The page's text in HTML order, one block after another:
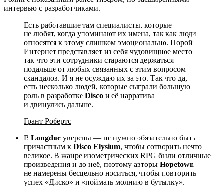
интервью с разработчиками.
Есть работавшие там специалисты, которые
не любят, когда упоминают их имена, так как люди
относятся к этому слишком эмоционально. Порой
Интернет представляет из себя чудовищное место,
так что эти сотрудники стараются держаться
подальше от любых связанных с этим вопросом
скандалов. И я не осуждаю их за это. Так что да,
есть несколько людей, которые сыграли большую
роль в разработке Disco и её нарратива
и двинулись дальше.
Грант Робертс
В Longdue уверены — не нужно обязательно быть
причастным к Disco Elysium, чтобы сотворить нечто
великое. В жанре изометрических RPG были отличные
произведения и до неё, поэтому авторы Hopetown
не намерены бесцельно носиться, чтобы повторить
успех «Диско» и «поймать молнию в бутылку».